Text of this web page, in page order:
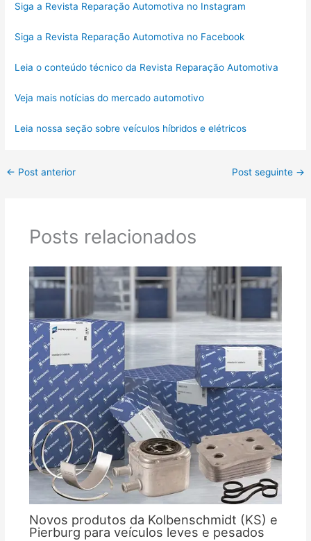
Siga a Revista Reparação Automotiva no Instagram
Siga a Revista Reparação Automotiva no Facebook
Leia o conteúdo técnico da Revista Reparação Automotiva
Veja mais notícias do mercado automotivo
Leia nossa seção sobre veículos híbridos e elétricos
← Post anterior Post seguinte →
Posts relacionados
Novos produtos da Kolbenschmidt (KS) e
Pierburg para veículos leves e pesados